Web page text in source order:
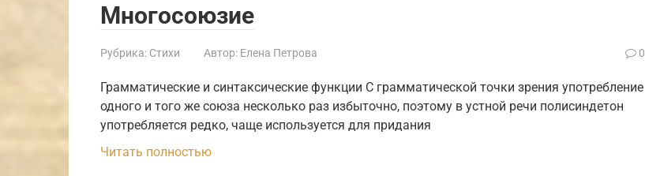
Многосоюзие
Рубрика: Стихи Автор: Елена Петрова 0
Грамматические и синтаксические функции С грамматической точки зрения употребление
одного и того же союза несколько раз избыточно, поэтому в устной речи полисиндетон
употребляется редко, чаще используется для придания
Читать полностью